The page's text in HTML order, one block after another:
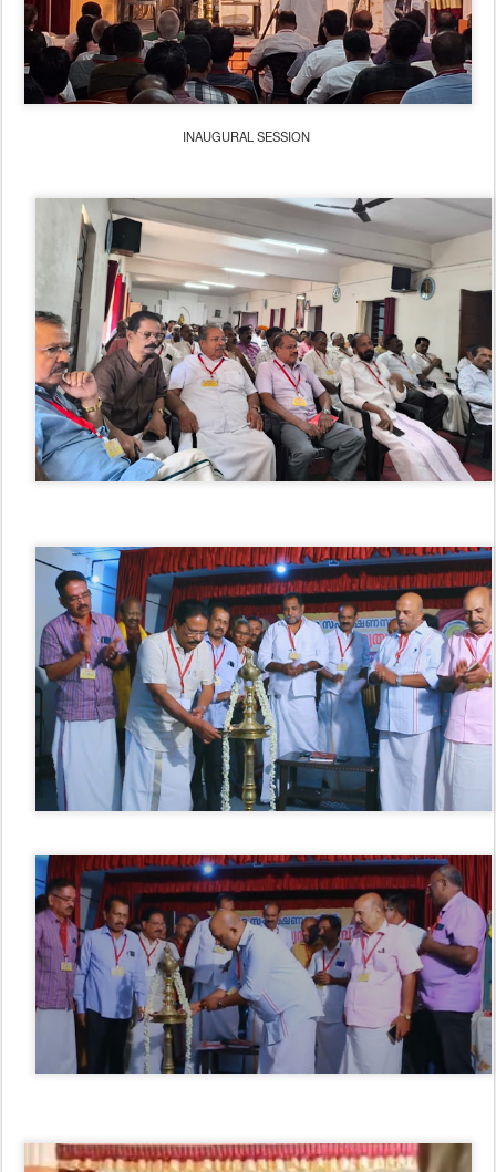
INAUGURAL SESSION